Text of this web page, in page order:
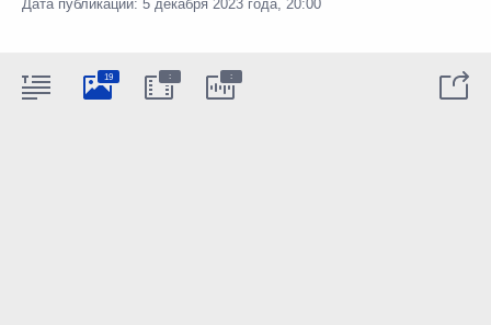
Дата публикации: 5 декабря 2023 года, 20:00
19 : :